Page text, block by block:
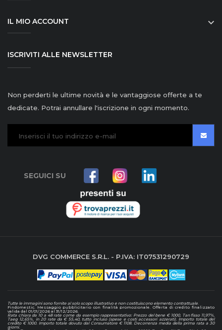
IL MIO ACCOUNT 
ISCRIVITI ALLE NEWSLETTER
Non perderti le ultime novità e le vantaggiose offerte a te
dedicate. Potrai annullare l'iscrizione in ogni momento.
SEGUICI SU
DVG COMMERCE S.R.L. - P.IVA: IT07531290729
Tutte le immagini sono fornite al solo scopo illustrativo e non costituiscono elemento contrattuale.
Findomestic. Messaggio pubblicitario con finalità promozionale. Offerta di credito finalizzato
valida dal 01/01/2026 al 31/12/2026.
Rata chiara da 10 a 48 rate come da esempio rappresentativo: Prezzo del bene € 1000, Tan fisso 11,97%,
Taeg 12,65%, in 20 rate da € 55,40, tutto incluso (spese e costi accessori azzerati). Importo totale del
credito € 1000. Importo totale dovuto dal Consumatore € 1108. Decorrenza media della prima rata a 30
giorni.